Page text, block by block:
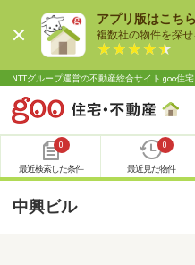
アプリ版はこちら
複数社の物件を探せ
NTTグループ運営の不動産総合サイト goo住
0
最近検索した条件
0
最近見た物件
中興ビル